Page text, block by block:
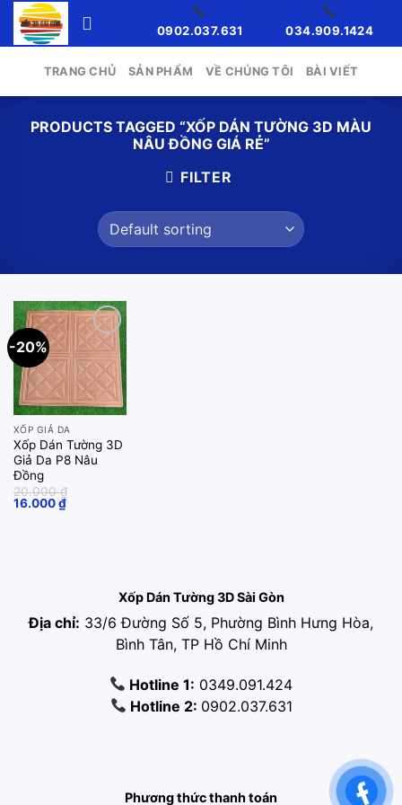
Skip
0902.037.631 034.909.1424
TRANG CHỦ SẢN PHẨM VỀ CHÚNG TÔI BÀI VIẾT
PRODUCTS TAGGED “XỐP DÁN TƯỜNG 3D MÀU
NÂU ĐỒNG GIÁ RẺ”
FILTER
-20%
Add to
wishlist
XỐP GIẢ DA
Xốp Dán Tường 3D
Giả Da P8 Nâu
Đồng
20.000₫
Original
16.000₫Current
price
Xốp Dán Tường 3D Sài Gòn
Địa chỉ: 33/6 Đường Số 5, Phường Bình Hưng Hòa,
Bình Tân, TP Hồ Chí Minh
Hotline 1: 0349.091.424
Hotline 2: 0902.037.631
Phương thức thanh toán